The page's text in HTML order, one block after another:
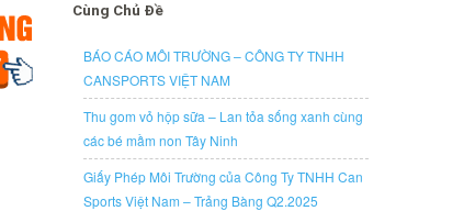
Cùng Chủ Đề
BÁO CÁO MÔI TRƯỜNG – CÔNG TY TNHH
CANSPORTS VIỆT NAM
Thu gom vỏ hộp sữa – Lan tỏa sống xanh cùng
các bé mầm non Tây Ninh
Giấy Phép Môi Trường của Công Ty TNHH Can
Sports Việt Nam – Trảng Bàng Q2.2025